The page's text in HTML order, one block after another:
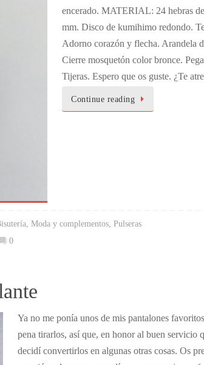
encerado. MATERIAL: 24 hebras
mm. Disco de kumihimo redondo.
Adorno corazón y flecha. Arandela
Cierre mosquetón color bronce.
Tijeras. Espero que os guste. ¿Te
Continue reading
Moda y complementos, Pulseras
0
Ya no me ponía unos de mis pantalones
pena tirarlos, así que, en honor al buen servicio
decidí convertirlos en algunas otras cosas. Os